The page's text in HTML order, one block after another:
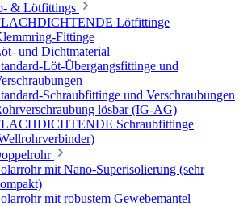
& Lötfittings
Lötfittinge
Fittinge
und Dichtmaterial
Löt-Übergangsfittinge und
Schraubfittinge und Verschraubungen
lösbar (IG-AG)
Schraubfittinge
mit Nano-Superisolierung (sehr
mit robustem Gewebemantel